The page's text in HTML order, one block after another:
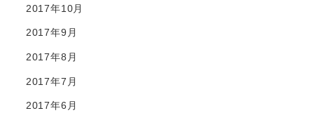
2017年10月
2017年9月
2017年8月
2017年7月
2017年6月